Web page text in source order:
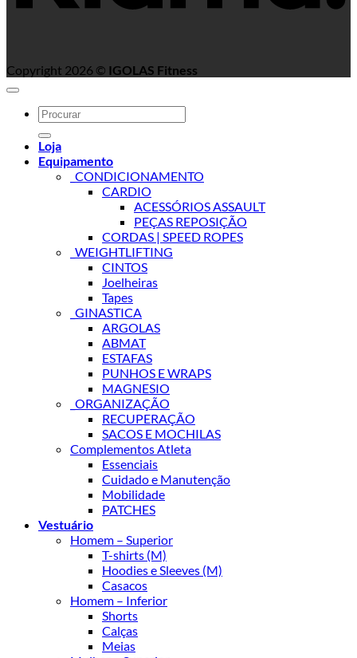
Copyright 2026 © IGOLAS Fitness
Search
for:
Loja
Equipamento
_CONDICIONAMENTO
CARDIO
ACESSÓRIOS ASSAULT
PEÇAS REPOSIÇÃO
CORDAS | SPEED ROPES
_WEIGHTLIFTING
CINTOS
Joelheiras
Tapes
_GINASTICA
ARGOLAS
ABMAT
ESTAFAS
PUNHOS E WRAPS
MAGNESIO
_ORGANIZAÇÃO
RECUPERAÇÃO
SACOS E MOCHILAS
Complementos Atleta
Essenciais
Cuidado e Manutenção
Mobilidade
PATCHES
Vestuário
Homem – Superior
T-shirts (M)
Hoodies e Sleeves (M)
Casacos
Homem – Inferior
Shorts
Calças
Meias